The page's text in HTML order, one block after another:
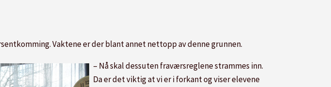
Vaktene er der blant annet nettopp av denne grunnen.
– Nå skal dessuten fraværsreglene strammes inn.
Da er det viktig at vi er i forkant og viser elevene